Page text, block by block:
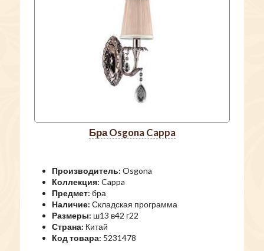
бра Osgona Cappa
Производитель: Osgona
Коллекция: Cappa
Предмет: бра
Наличие: Складская программа
Размеры: ш13 в42 г22
Страна: Китай
Код товара: 5231478